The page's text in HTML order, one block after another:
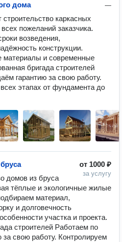
—
дома
каркасных
пожеланий заказчика.
возведения,
конструкции.
материалы и современные
бригада строителей
гарантию за свою работу.
этапах от фундамента до
от 1000 ₽
за услугу
домов из бруса
тёплые и экологичные жилые
материал,
и долговечность
участка и проекта.
строителей Работаем по
за свою работу. Контролируем